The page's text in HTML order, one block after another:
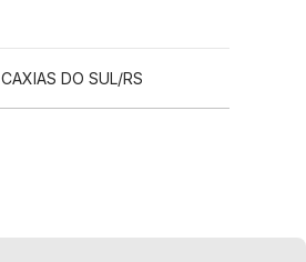
CAXIAS DO SUL/RS